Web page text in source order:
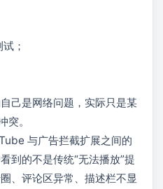
；
己是网络问题，实际只是某
突。
与广告拦截扩展之间的
到的不是传统“无法播放”提
、评论区异常、描述栏不显